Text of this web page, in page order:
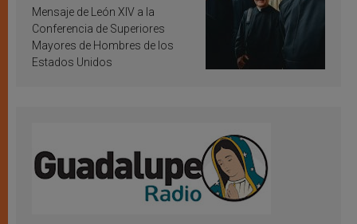
inspiración y santificación
Mensaje de León XIV a la
Conferencia de Superiores
Mayores de Hombres de los
Estados Unidos